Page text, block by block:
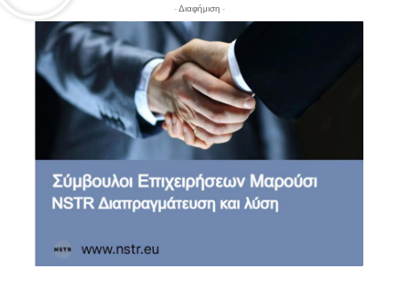
- Διαφήμιση -